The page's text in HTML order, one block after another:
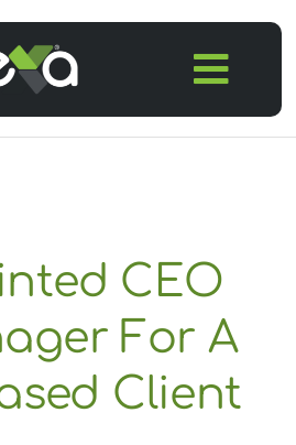
CEO
For A
Client